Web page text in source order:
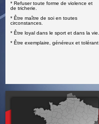
* Refuser toute forme de violence et
de tricherie.
* Être maître de soi en toutes
circonstances.
* Être loyal dans le sport et dans la vie.
* Être exemplaire, généreux et tolérant